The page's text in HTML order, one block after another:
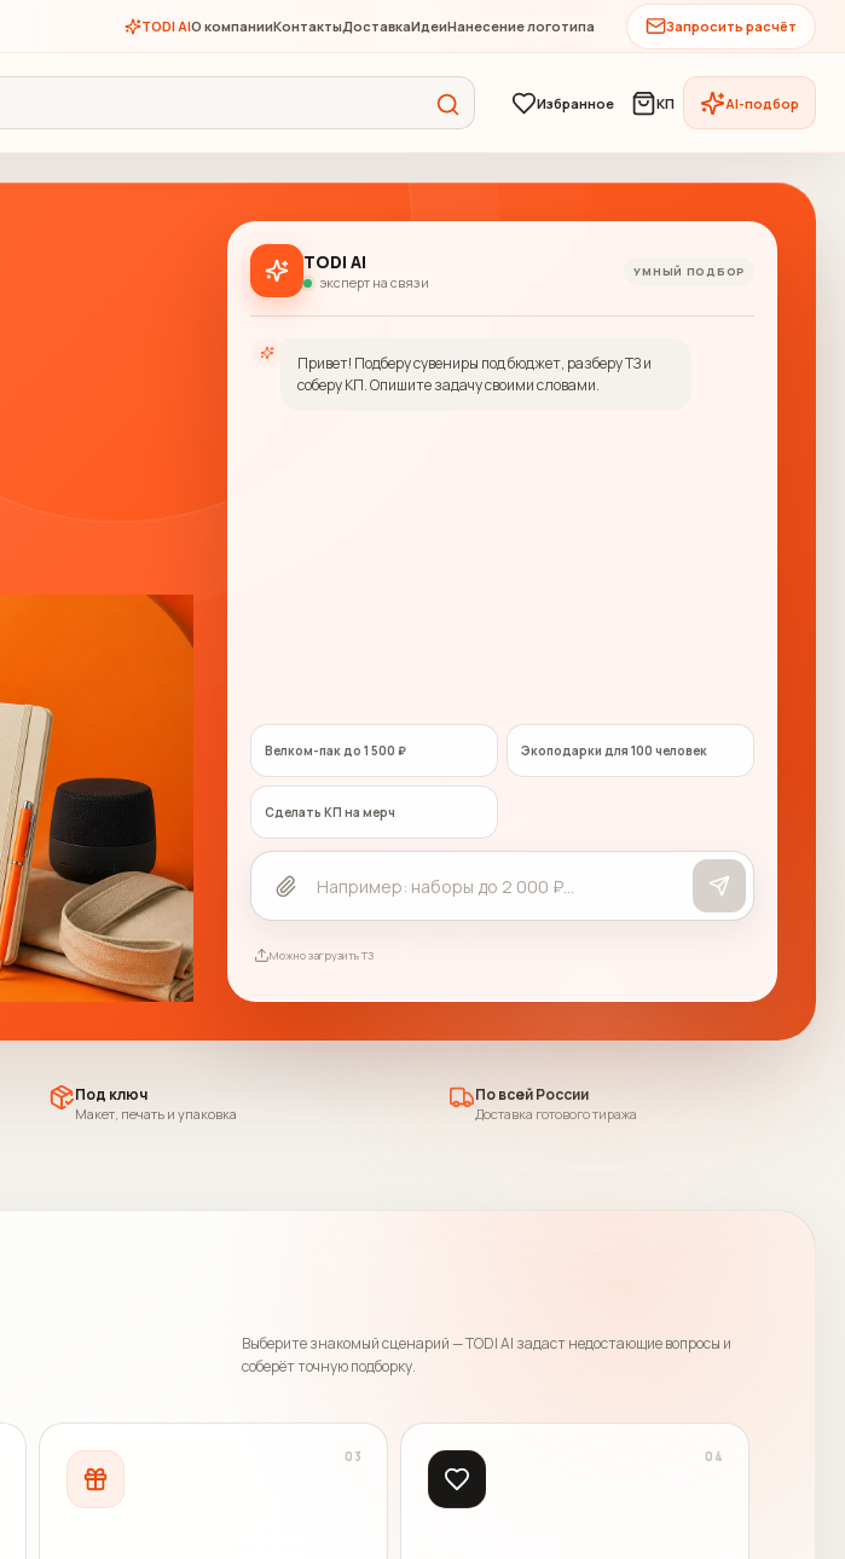
TODI AIО компанииКонтактыДоставкаИдеиНанесение логотипа Запросить расчёт
Избранное КП AI-подбор
TODI AI
эксперт на связи
УМНЫЙ ПОДБОР
Привет! Подберу сувениры под бюджет, разберу ТЗ и
соберу КП. Опишите задачу своими словами.
Велком-пак до 1 500 ₽ Экоподарки для 100 человек
Сделать КП на мерч
Можно загрузить ТЗ
Под ключ
Макет, печать и упаковка
По всей России
Доставка готового тиража
Выберите знакомый сценарий — TODI AI задаст недостающие вопросы и
соберёт точную подборку.
0 3 0 4